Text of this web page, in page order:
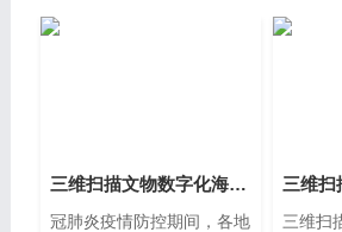
管是汽车整机厂、零部件
需要极
三维扫描文物数字化海珠区的解决方案
冠肺炎疫情防控期间，各地
三维扫